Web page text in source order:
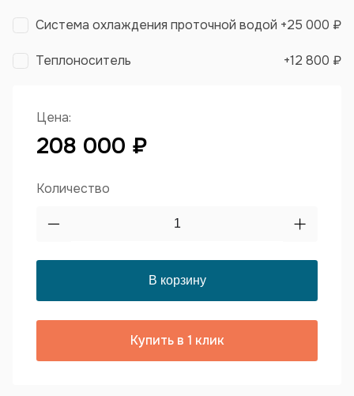
Система охлаждения проточной водой +25 000 ₽
Теплоноситель +12 800 ₽
Цена:
208 000 ₽
Количество
Купить в 1 клик